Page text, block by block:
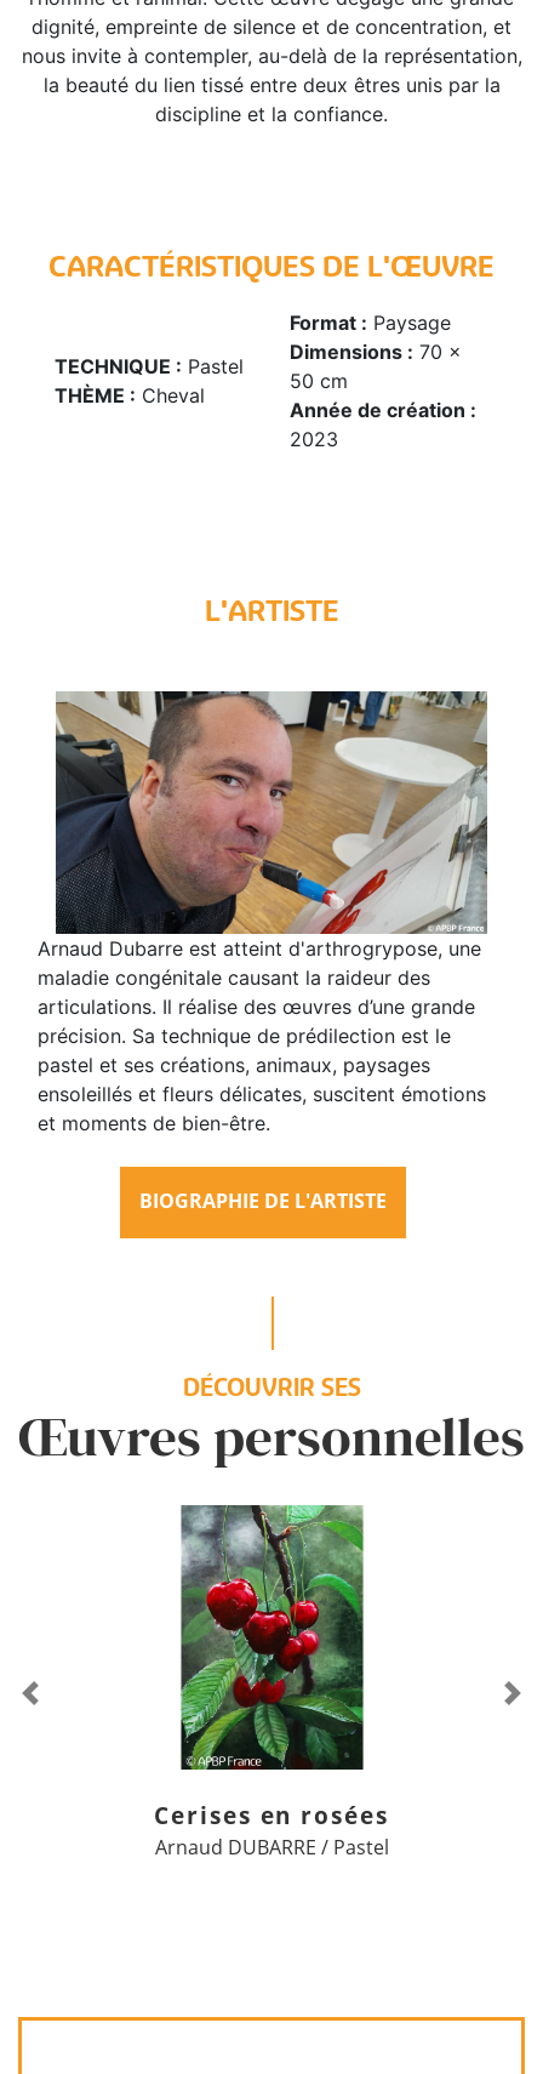
dignité, empreinte de silence et de concentration, et
nous invite à contempler, au-delà de la représentation,
la beauté du lien tissé entre deux êtres unis par la
discipline et la confiance.
CARACTÉRISTIQUES DE L'ŒUVRE
TECHNIQUE : Pastel
THÈME : Cheval
Format : Paysage
Dimensions : 70 x
50 cm
Année de création :
2023
L'ARTISTE
Arnaud Dubarre est atteint d'arthrogrypose, une
maladie congénitale causant la raideur des
articulations. Il réalise des œuvres d’une grande
précision. Sa technique de prédilection est le
pastel et ses créations, animaux, paysages
ensoleillés et fleurs délicates, suscitent émotions
et moments de bien-être.
BIOGRAPHIE DE L'ARTISTE
DÉCOUVRIR SES
Œuvres personnelles
Cerises en rosées
Arnaud DUBARRE / Pastel
Previous